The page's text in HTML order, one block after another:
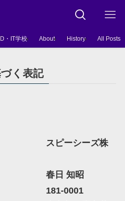
・IT学校 About History All Posts
く表記
ピーシーズ株
春日 知昭
0001